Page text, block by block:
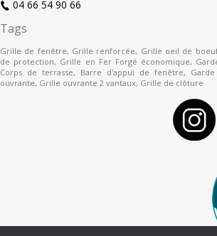
04 66 54 90 66
Tags
Grille de fenêtre, Grille renforcée, Grille oeil de
de protection, Grille en Fer Forgé économique,
Corps de terrasse, Barre d'appui de fenêtre,
ouvrante, Grille ouvrante 2 vantaux, Grille de clôture